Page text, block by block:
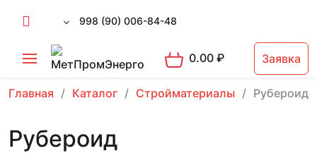
998 (90) 006-84-48
0.00₽ Заявка
Главная Каталог Стройматериалы Рубероид
Рубероид